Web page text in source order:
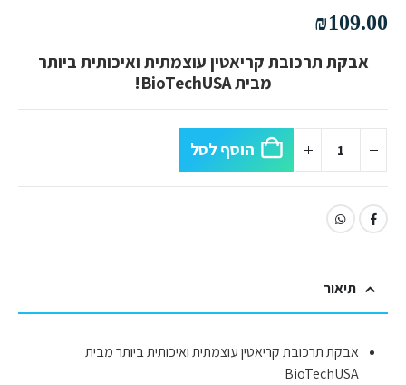
₪109.00
אבקת תרכובת קריאטין עוצמתית ואיכותית ביותר
מבית BioTechUSA!
הוסף לסל
תיאור
אבקת תרכובת קריאטין עוצמתית ואיכותית ביותר מבית
BioTechUSA